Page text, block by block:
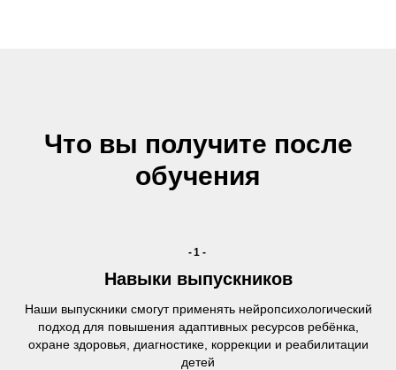
Что вы получите после
обучения
-1-
Навыки выпускников
Наши выпускники смогут применять нейропсихологический
подход для повышения адаптивных ресурсов ребёнка,
охране здоровья, диагностике, коррекции и реабилитации
детей